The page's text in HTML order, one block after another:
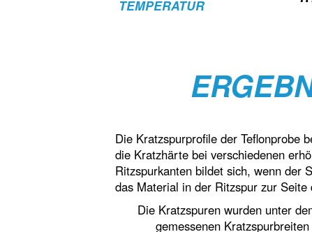
TEMPERATUR
Die Kratzspurprofile der Teflonprobe
die Kratzhärte bei verschiedenen
Ritzspurkanten bildet sich, wenn der
das Material in der Ritzspur zur
Die Kratzspuren wurden unter
gemessenen